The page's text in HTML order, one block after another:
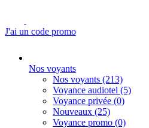
J'ai un code promo
Nos voyants
Nos voyants (213)
Voyance audiotel (5)
Voyance privée (0)
Nouveaux (25)
Voyance promo (0)